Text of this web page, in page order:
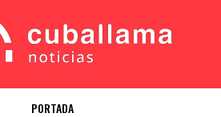
PORTADA